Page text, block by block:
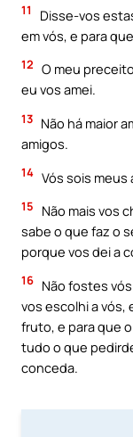
11
Disse-vos
em vós, e para
12 O meu
eu vos amei.
13 Não há maior
amigos.
14 Vós sois meus
15
Não mais vos
sabe o que faz o
porque vos dei a
16 Não fostes
vos escolhi a vós,
fruto, e para que
tudo o que
conceda.